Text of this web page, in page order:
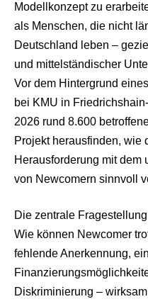
Modellkonzept zu
als Menschen, die nicht
Deutschland leben –
und mittelständischer
Vor dem Hintergrund
bei KMU in
2026 rund 8.600
Projekt herausfinden, wie
Herausforderung mit dem
von Newcomern sinnvoll
Die zentrale
Wie können Newcomer
fehlende Anerkennung,
Diskriminierung –